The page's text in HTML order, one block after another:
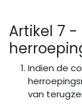
Artikel 7
Indien de
van